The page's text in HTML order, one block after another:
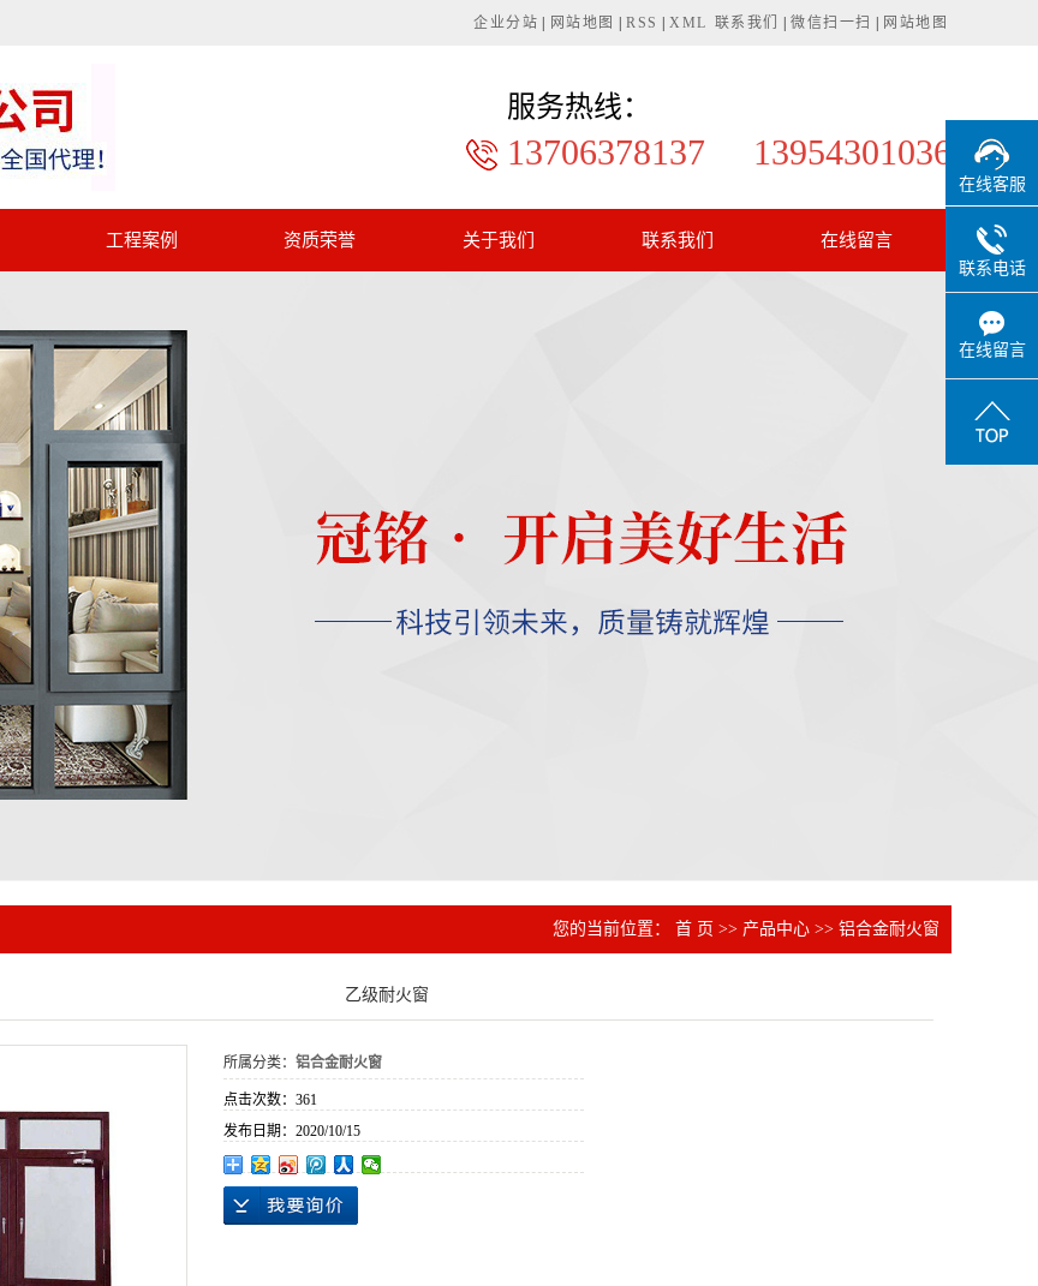
企业分站 网站地图 RSS XML 联系我们 微信扫一扫 网站地图
服务热线：
13706378137 13954301036
工程案例
一级案例
资质荣誉
关于我们
资质荣誉
联系我们 在线留言
您的当前位置： 首 页 >> 产品中心 >> 铝合金耐火窗
乙级耐火窗
所属分类：铝合金耐火窗
点击次数：361
发布日期：2020/10/15
在线客服
联系电话
在线留言